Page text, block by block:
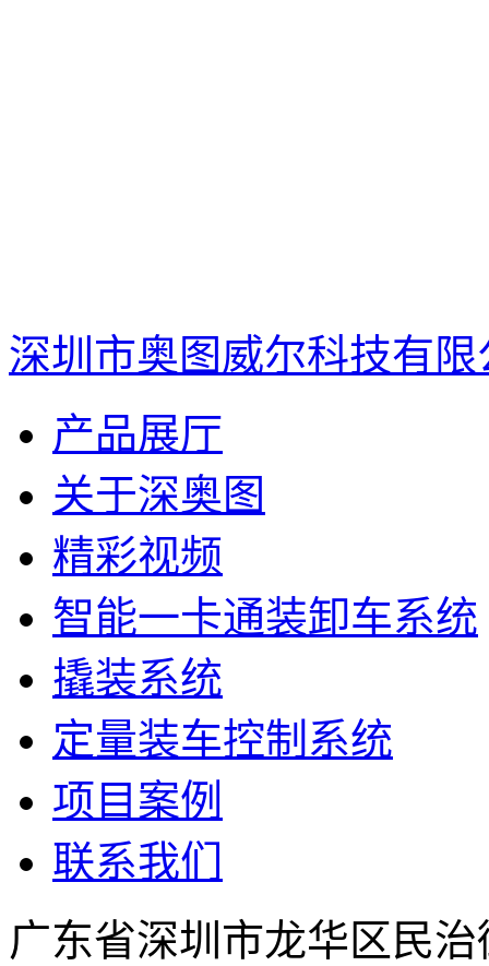
深圳市奥图威尔科技有限
产品展厅
关于深奥图
精彩视频
智能一卡通装卸车系统
撬装系统
定量装车控制系统
项目案例
联系我们
广东省深圳市龙华区民